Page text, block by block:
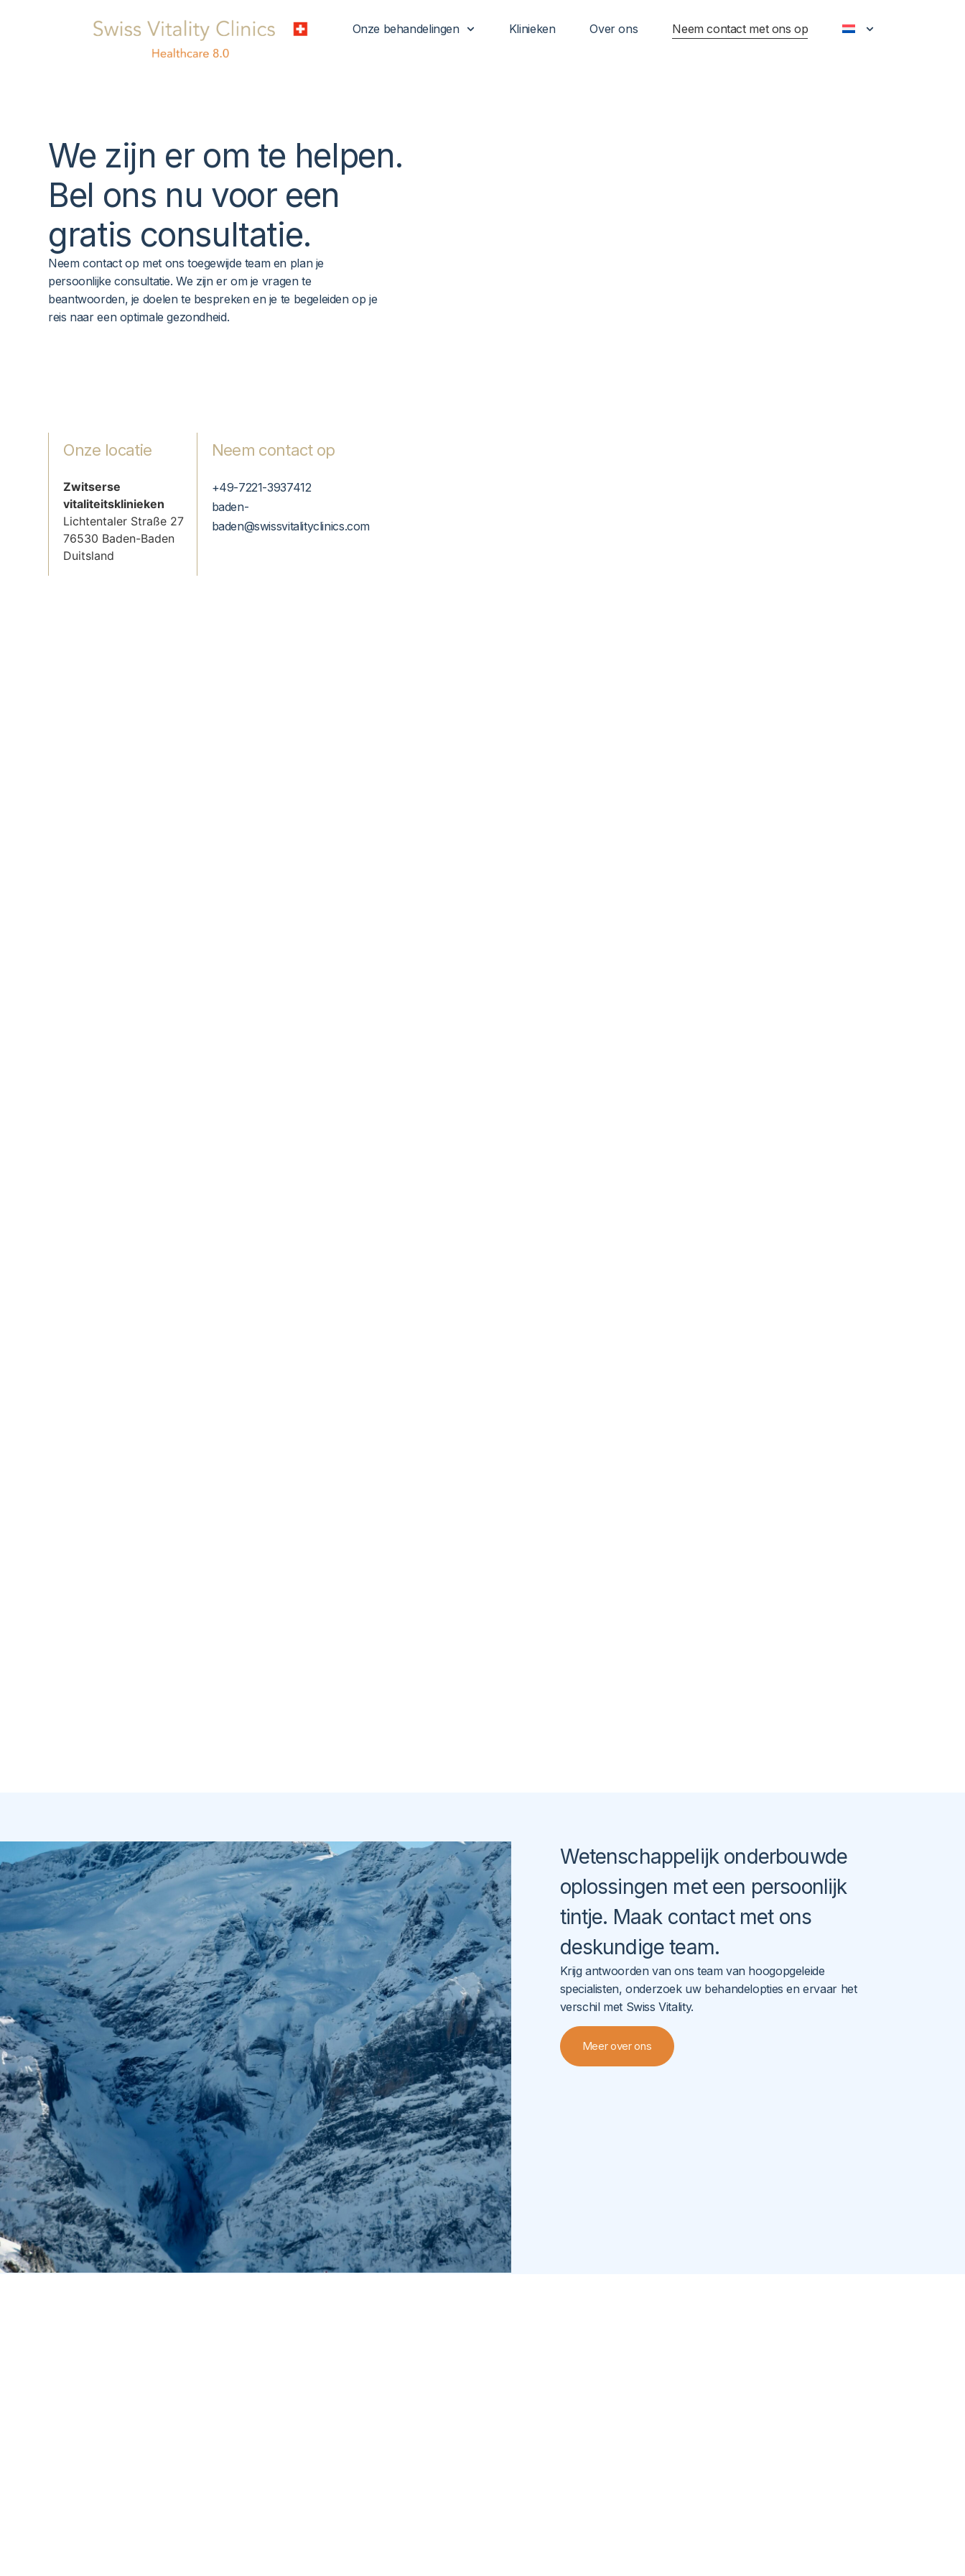
Onze behandelingen Klinieken Over ons Neem contact met ons op
We zijn er om te helpen.
Bel ons nu voor een
gratis consultatie.
Neem contact op met ons toegewijde team en plan je
persoonlijke consultatie. We zijn er om je vragen te
beantwoorden, je doelen te bespreken en je te begeleiden op je
reis naar een optimale gezondheid.
Onze locatie
Zwitserse
vitaliteitsklinieken
Lichtentaler Straße 27
76530 Baden-Baden
Duitsland
Neem contact op
+49-7221-3937412
baden-
baden@swissvitalityclinics.com
Wetenschappelijk onderbouwde
oplossingen met een persoonlijk
tintje. Maak contact met ons
deskundige team.
Krijg antwoorden van ons team van hoogopgeleide
specialisten, onderzoek uw behandelopties en ervaar het
verschil met Swiss Vitality.
Meer over ons